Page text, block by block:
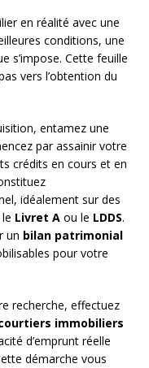
en réalité avec une
conditions, une
s’impose. Cette feuille
vers l’obtention du
entamez une
par assainir votre
crédits en cours et en
idéalement sur des
Livret A ou le LDDS.
un bilan patrimonial
pour votre
recherche, effectuez
immobiliers
d’emprunt réelle
démarche vous